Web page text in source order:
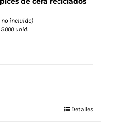
no incluido)
unid.
Detalles